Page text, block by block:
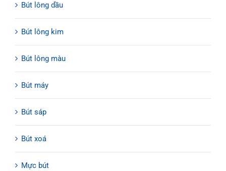
Bút lông dầu
Bút lông kim
Bút lông màu
Bút máy
Bút sáp
Bút xoá
Mực bút